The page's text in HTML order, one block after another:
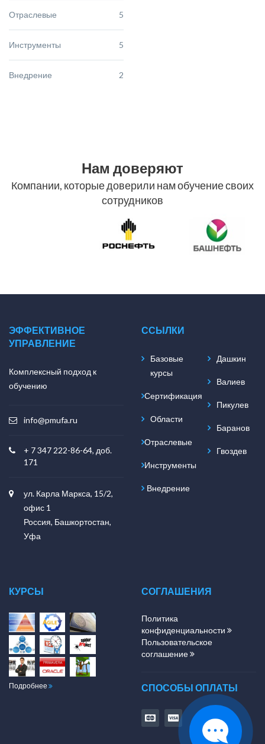
Отраслевые 5
Инструменты 5
Внедрение 2
Нам доверяют
Компании, которые доверили нам обучение своих
сотрудников
ЭФФЕКТИВНОЕ
УПРАВЛЕНИЕ
Комплексный подход к
обучению
info@pmufa.ru
+ 7 347 222-86-64, доб.
171
ул. Карла Маркса, 15/2,
офис 1
Россия, Башкортостан,
Уфа
ССЫЛКИ
Базовые
курсы
Сертификация
Области
Отраслевые
Инструменты
Внедрение
Дашкин
Валиев
Пикулев
Баранов
Гвоздев
КУРСЫ
Подробнее
СОГЛАШЕНИЯ
Политика
конфиденциальности
Пользовательское
соглашение
СПОСОБЫ ОПЛАТЫ